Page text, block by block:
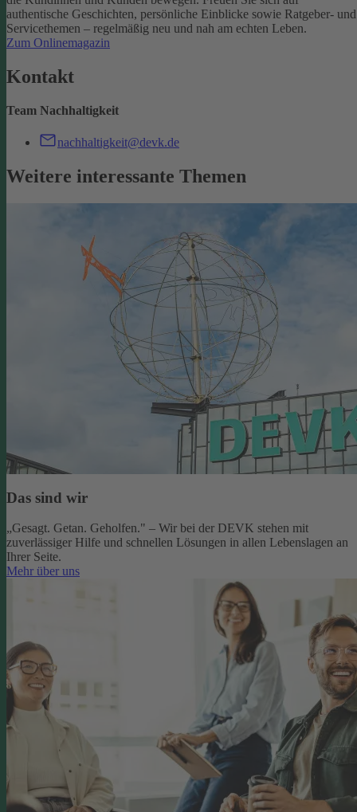
authentische Geschichten, persönliche Einblicke sowie Ratgeber- und
Servicethemen – regelmäßig neu und nah am echten Leben.
Zum Onlinemagazin
Kontakt
Team Nachhaltigkeit
nachhaltigkeit@devk.de
Weitere interessante Themen
Das sind wir
„Gesagt. Getan. Geholfen." – Wir bei der DEVK stehen mit
zuverlässiger Hilfe und schnellen Lösungen in allen Lebenslagen an
Ihrer Seite.
Mehr über uns